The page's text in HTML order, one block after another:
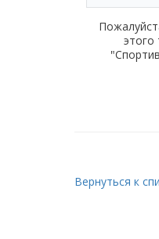
этого
Вернуться к